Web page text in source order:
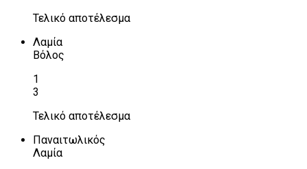
Τελικό αποτέλεσμα
Λαμία
Βόλος
1
3
Τελικό αποτέλεσμα
Παναιτωλικός
Λαμία